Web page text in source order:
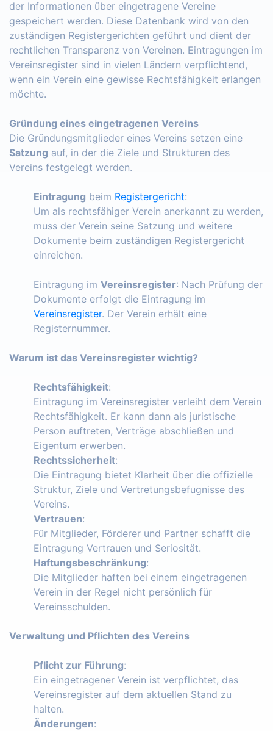
der Informationen über eingetragene Vereine
gespeichert werden. Diese Datenbank wird von den
zuständigen Registergerichten geführt und dient der
rechtlichen Transparenz von Vereinen. Eintragungen im
Vereinsregister sind in vielen Ländern verpflichtend,
wenn ein Verein eine gewisse Rechtsfähigkeit erlangen
möchte.
Gründung eines eingetragenen Vereins
Die Gründungsmitglieder eines Vereins setzen eine
Satzung auf, in der die Ziele und Strukturen des
Vereins festgelegt werden.
Eintragung beim Registergericht:
Um als rechtsfähiger Verein anerkannt zu werden,
muss der Verein seine Satzung und weitere
Dokumente beim zuständigen Registergericht
einreichen.
Eintragung im Vereinsregister: Nach Prüfung der
Dokumente erfolgt die Eintragung im
Vereinsregister. Der Verein erhält eine
Registernummer.
Warum ist das Vereinsregister wichtig?
Rechtsfähigkeit:
Eintragung im Vereinsregister verleiht dem Verein
Rechtsfähigkeit. Er kann dann als juristische
Person auftreten, Verträge abschließen und
Eigentum erwerben.
Rechtssicherheit:
Die Eintragung bietet Klarheit über die offizielle
Struktur, Ziele und Vertretungsbefugnisse des
Vereins.
Vertrauen:
Für Mitglieder, Förderer und Partner schafft die
Eintragung Vertrauen und Seriosität.
Haftungsbeschränkung:
Die Mitglieder haften bei einem eingetragenen
Verein in der Regel nicht persönlich für
Vereinsschulden.
Verwaltung und Pflichten des Vereins
Pflicht zur Führung:
Ein eingetragener Verein ist verpflichtet, das
Vereinsregister auf dem aktuellen Stand zu
halten.
Änderungen: